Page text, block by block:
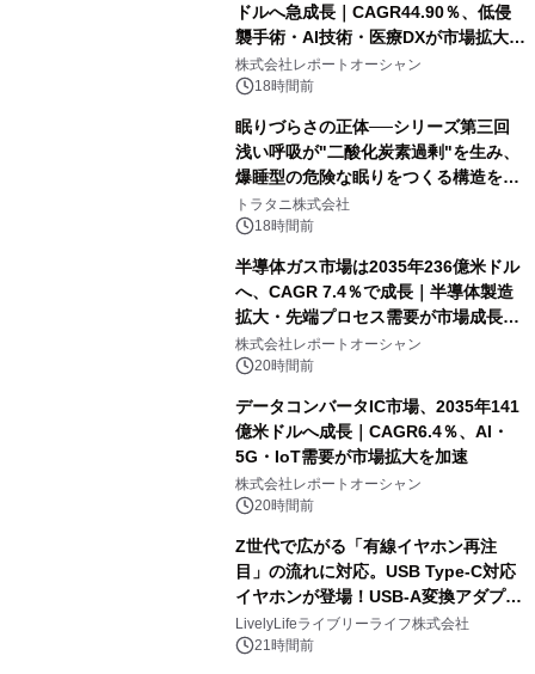
ドルへ急成長｜CAGR44.90％、低侵
襲手術・AI技術・医療DXが市場拡大を
牽引
株式会社レポートオーシャン
18時間前
眠りづらさの正体──シリーズ第三回
浅い呼吸が"二酸化炭素過剰"を生み、
爆睡型の危険な眠りをつくる構造を解
説
トラタニ株式会社
18時間前
半導体ガス市場は2035年236億米ドル
へ、CAGR 7.4％で成長｜半導体製造
拡大・先端プロセス需要が市場成長を
加速
株式会社レポートオーシャン
20時間前
データコンバータIC市場、2035年141
億米ドルへ成長｜CAGR6.4％、AI・
5G・IoT需要が市場拡大を加速
株式会社レポートオーシャン
20時間前
Z世代で広がる「有線イヤホン再注
目」の流れに対応。USB Type-C対応
イヤホンが登場！USB-A変換アダプタ
ー付きでスマホからパソコンまで幅広
く活用可能
LivelyLifeライブリーライフ株式会社
21時間前